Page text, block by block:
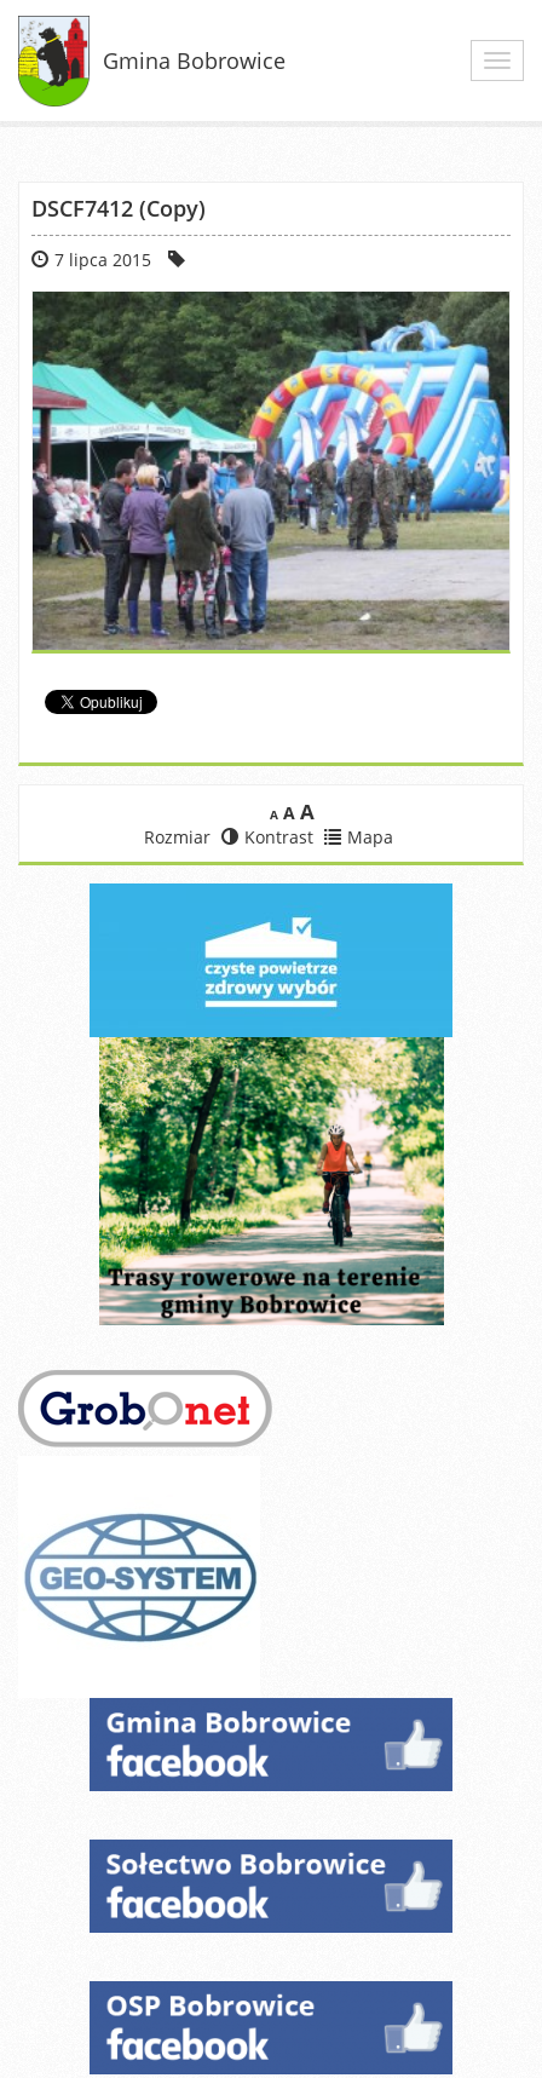
Gmina Bobrowice
DSCF7412 (Copy)
7 lipca 2015
A A A
Rozmiar Kontrast Mapa